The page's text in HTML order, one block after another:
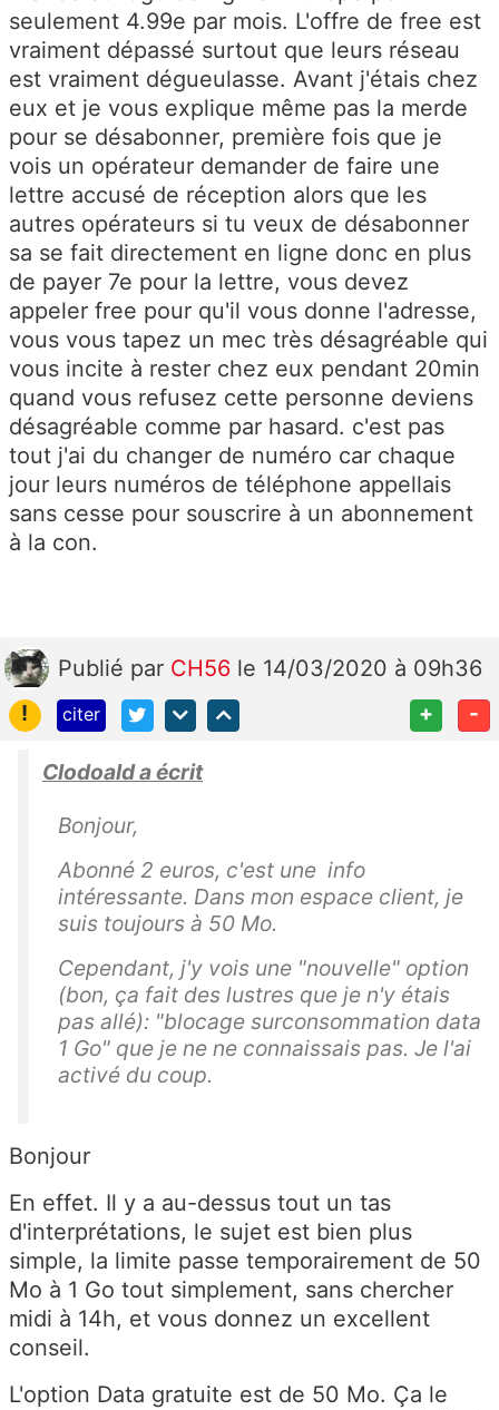
seulement 4.99e par mois. L'offre de free est
vraiment dépassé surtout que leurs réseau
est vraiment dégueulasse. Avant j'étais chez
eux et je vous explique même pas la merde
pour se désabonner, première fois que je
vois un opérateur demander de faire une
lettre accusé de réception alors que les
autres opérateurs si tu veux de désabonner
sa se fait directement en ligne donc en plus
de payer 7e pour la lettre, vous devez
appeler free pour qu'il vous donne l'adresse,
vous vous tapez un mec très désagréable qui
vous incite à rester chez eux pendant 20min
quand vous refusez cette personne deviens
désagréable comme par hasard. c'est pas
tout j'ai du changer de numéro car chaque
jour leurs numéros de téléphone appellais
sans cesse pour souscrire à un abonnement
à la con.
Publié par CH56 le 14/03/2020 à 09h36
!
citer + -
Clodoald a écrit
Bonjour,
Abonné 2 euros, c'est une info
intéressante. Dans mon espace client, je
suis toujours à 50 Mo.
Cependant, j'y vois une "nouvelle" option
(bon, ça fait des lustres que je n'y étais
pas allé): "blocage surconsommation data
1 Go" que je ne ne connaissais pas. Je l'ai
activé du coup.
Bonjour
En effet. Il y a au-dessus tout un tas
d'interprétations, le sujet est bien plus
simple, la limite passe temporairement de 50
Mo à 1 Go tout simplement, sans chercher
midi à 14h, et vous donnez un excellent
conseil.
L'option Data gratuite est de 50 Mo. Ça le